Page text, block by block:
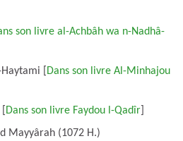
son livre al-Achbâh wa n-Nadhâ-
[
Dans son livre Al-Minhajou
Dans son livre Faydou l-Qadîr
Mayyârah (1072 H.)